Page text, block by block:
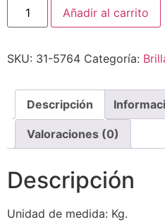
Añadir al carrito
SKU: 31-5764 Categoría:
Descripción
Valoraciones (0)
Descripción
Unidad de medida: Kg.